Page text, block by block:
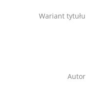
Wariant tytułu
Autor